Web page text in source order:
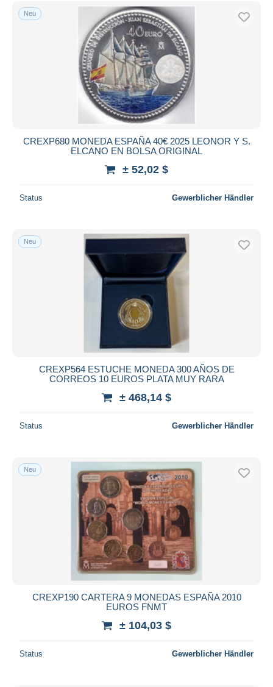
Kostenloser Versand
Zahlungsmethoden
PayPal
Banküberweisung
Visa
Mastercard
Bancontact
Maestro
Gesamte Auswahl aufheben
Wohnsitz des Verkäufers
Übernehmen
Neu
CREXP680 MONEDA ESPAÑA 40€ 2025 LEONOR Y S.
ELCANO EN BOLSA ORIGINAL
± 52,02 $
Status Gewerblicher Händler
Neu
CREXP564 ESTUCHE MONEDA 300 AÑOS DE
CORREOS 10 EUROS PLATA MUY RARA
± 468,14 $
Status Gewerblicher Händler
Neu
CREXP190 CARTERA 9 MONEDAS ESPAÑA 2010
EUROS FNMT
± 104,03 $
Status Gewerblicher Händler